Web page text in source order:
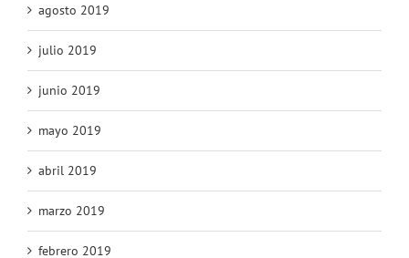
agosto 2019
julio 2019
junio 2019
mayo 2019
abril 2019
marzo 2019
febrero 2019